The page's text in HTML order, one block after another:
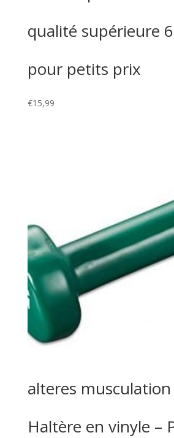
qualité supérieure
pour petits prix
€15,99
alteres
Haltère en vinyle –